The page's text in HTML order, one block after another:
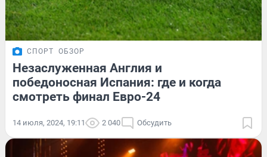
СПОРТ ОБЗОР
Незаслуженная Англия и
победоносная Испания: где и когда
смотреть финал Евро-24
14 июля, 2024, 19:11 2 040 Обсудить